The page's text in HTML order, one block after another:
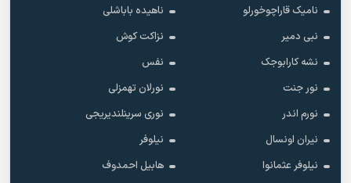
نامیک قاراچوخورلو
ناهیده باباشلی
نبی دمیر
نزاکت کوش
نشه کارابوجک
نفس
نور جنت
نورلان تهمزلی
نورم اندر
نوری سرینلندیریجی
نیران اونسال
نیلوفر
نیلوفر عثمانوا
هابیل احمدوف